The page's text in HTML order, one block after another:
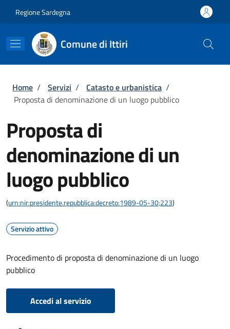
Regione Sardegna
Comune di Ittiri
Briciole di pane
Home / Servizi / Catasto e urbanistica /
Proposta di denominazione di un luogo pubblico
Proposta di
denominazione di un
luogo pubblico
(urn:nir:presidente.repubblica:decreto:1989-05-30;223)
Servizio attivo
Procedimento di proposta di denominazione di un luogo
pubblico
Accedi al servizio